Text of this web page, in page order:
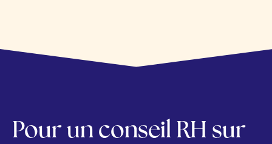
Pour un conseil RH sur